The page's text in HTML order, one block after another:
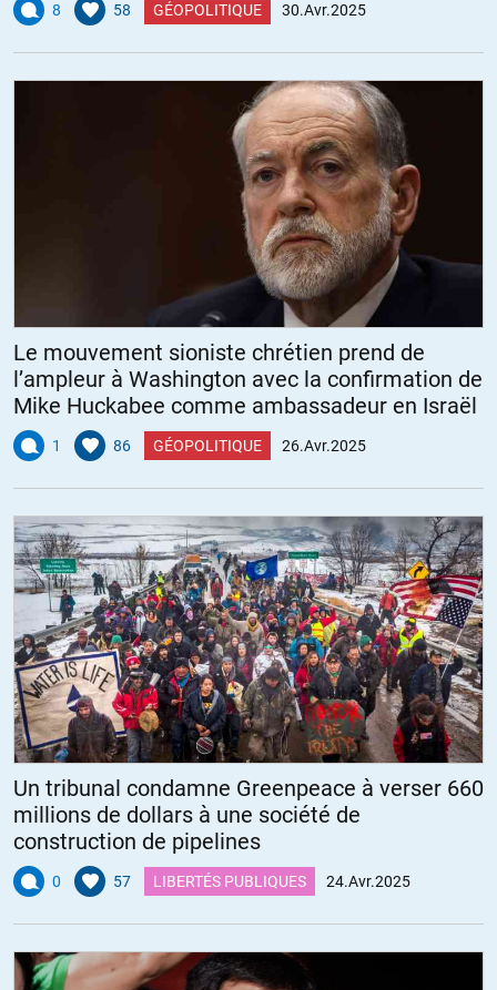
8 58 GÉOPOLITIQUE 30.Avr.2025
Le mouvement sioniste chrétien prend de
l’ampleur à Washington avec la confirmation de
Mike Huckabee comme ambassadeur en Israël
1 86 GÉOPOLITIQUE 26.Avr.2025
Un tribunal condamne Greenpeace à verser 660
millions de dollars à une société de
construction de pipelines
0 57 LIBERTÉS PUBLIQUES 24.Avr.2025